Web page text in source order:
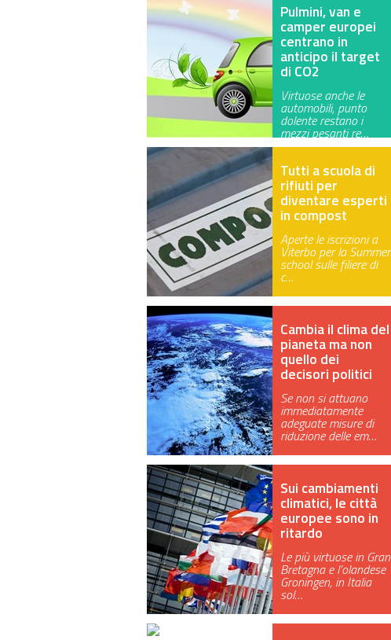
Pulmini, van e
camper europei
centrano in
anticipo il target
di CO2
Virtuose anche le
automobili, punto
dolente restano i
mezzi pesanti re…
Tutti a scuola di
rifiuti per
diventare esperti
in compost
Aperte le iscrizioni a
Viterbo per la Summer
school sulle filiere di
c…
Cambia il clima del
pianeta ma non
quello dei
decisori politici
Se non si attuano
immediatamente
adeguate misure di
riduzione delle em…
Sui cambiamenti
climatici, le città
europee sono in
ritardo
Le più virtuose in Gran
Bretagna e l’olandese
Groningen, in Italia
sol…